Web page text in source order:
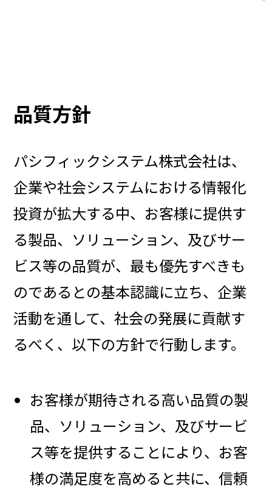
品質方針
パシフィックシステム株式会社は、
企業や社会システムにおける情報化
投資が拡大する中、お客様に提供す
る製品、ソリューション、及びサー
ビス等の品質が、最も優先すべきも
のであるとの基本認識に立ち、企業
活動を通して、社会の発展に貢献す
るべく、以下の方針で行動します。
お客様が期待される高い品質の製
品、ソリューション、及びサービ
ス等を提供することにより、お客
様の満足度を高めると共に、信頼